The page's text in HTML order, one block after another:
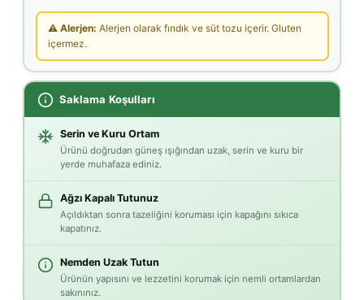
⚠ Alerjen: Alerjen olarak fındık ve süt tozu içerir. Gluten
içermez.
Saklama Koşulları
Serin ve Kuru Ortam
Ürünü doğrudan güneş ışığından uzak, serin ve kuru bir
yerde muhafaza ediniz.
Ağzı Kapalı Tutunuz
Açıldıktan sonra tazeliğini koruması için kapağını sıkıca
kapatınız.
Nemden Uzak Tutun
Ürünün yapısını ve lezzetini korumak için nemli ortamlardan
sakınınız.